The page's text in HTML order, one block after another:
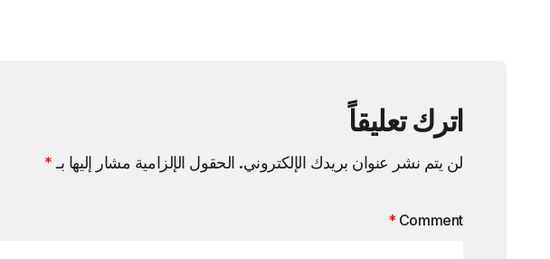
اترك تعليقاً
لن يتم نشر عنوان بريدك الإلكتروني. الحقول الإلزامية مشار إليها بـ*
Comment
*